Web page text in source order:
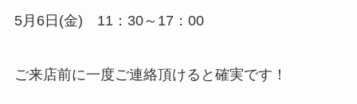
5月6日(金) 11：30～17：00
ご来店前に一度ご連絡頂けると確実です！